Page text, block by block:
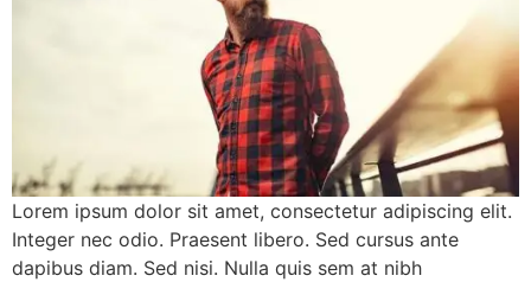
Lorem ipsum dolor sit amet, consectetur adipiscing elit.
Integer nec odio. Praesent libero. Sed cursus ante
dapibus diam. Sed nisi. Nulla quis sem at nibh